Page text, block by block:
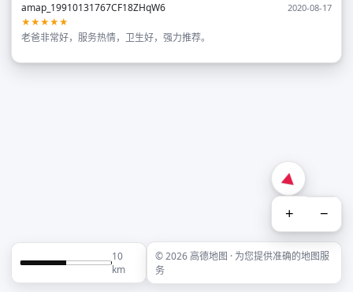
amap_19910131767CF18ZHqW6
2020-08-17
★★★★★
老爸非常好，服务热情，卫生好，强力推荐。
+ −
10
km
© 2026 高德地图 · 为您提供准确的地图服
务